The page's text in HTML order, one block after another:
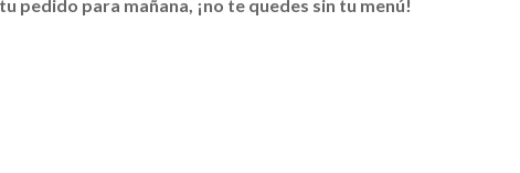
pedido para mañana, ¡no te quedes sin tu menú!